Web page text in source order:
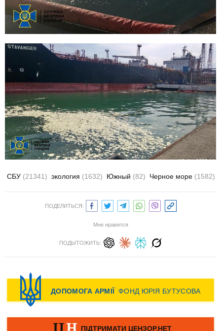
СБУ (21341) экология (1632) Южный (82) Черное море (1582)
ПОДЕЛИТЬСЯ:
Мне нравится
ПОДЫТОЖИТЬ: